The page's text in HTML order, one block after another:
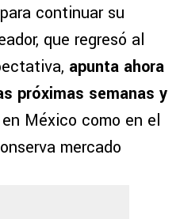
continuar su
que regresó al
apunta ahora
próximas semanas y
México como en el
mercado